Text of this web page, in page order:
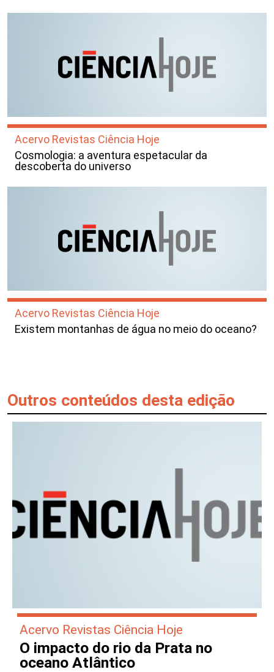
Acervo Revistas Ciência Hoje
Cosmologia: a aventura espetacular da
descoberta do universo
Acervo Revistas Ciência Hoje
Existem montanhas de água no meio do oceano?
Outros conteúdos desta edição
Acervo Revistas Ciência Hoje
O impacto do rio da Prata no
oceano Atlântico